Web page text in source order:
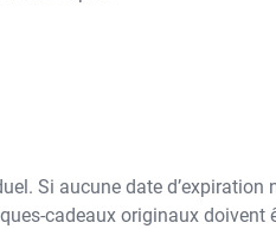
Si aucune date d’expiration
cadeaux originaux doivent